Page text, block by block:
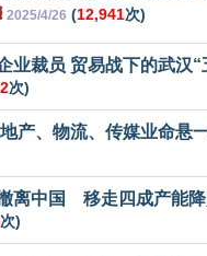
2025/4/26 (12,941次)
业裁员 贸易战下的武汉“
次)
产、物流、传媒业命悬
离中国 移走四成产能
次)